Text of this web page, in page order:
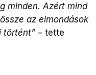
minden. Azért mind
az elmondások
történt” – tette